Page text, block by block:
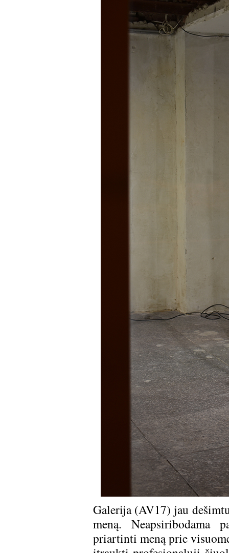
Galerija (AV17) jau
meną. Neapsiribodama
priartinti meną prie